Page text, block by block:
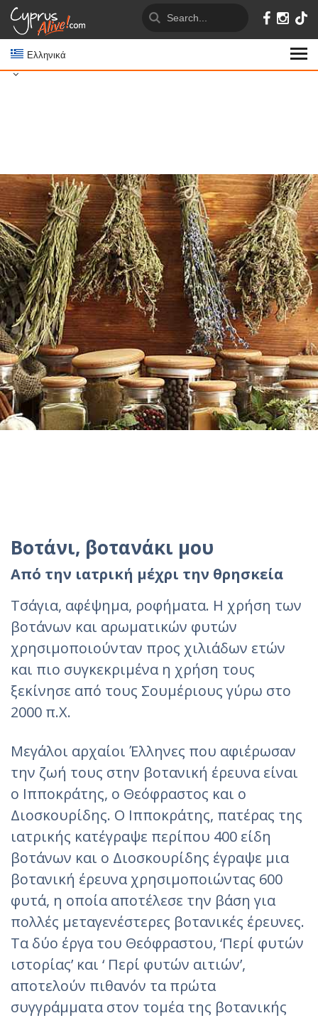
Ελληνικά
Βοτάνι, βοτανάκι μου
Από την ιατρική μέχρι την θρησκεία
Τσάγια, αφέψημα, ροφήματα. Η χρήση των
βοτάνων και αρωματικών φυτών
χρησιμοποιούνταν προς χιλιάδων ετών
και πιο συγκεκριμένα η χρήση τους
ξεκίνησε από τους Σουμέριους γύρω στο
2000 π.Χ.
Μεγάλοι αρχαίοι Έλληνες που αφιέρωσαν
την ζωή τους στην βοτανική έρευνα είναι
ο Ιπποκράτης, ο Θεόφραστος και ο
Διοσκουρίδης. Ο Ιπποκράτης, πατέρας της
ιατρικής κατέγραψε περίπου 400 είδη
βοτάνων και ο Διοσκουρίδης έγραψε μια
βοτανική έρευνα χρησιμοποιώντας 600
φυτά, η οποία αποτέλεσε την βάση για
πολλές μεταγενέστερες βοτανικές έρευνες.
Τα δύο έργα του Θεόφραστου, ‘Περί φυτών
ιστορίας’ και ‘ Περί φυτών αιτιών’,
αποτελούν πιθανόν τα πρώτα
συγγράμματα στον τομέα της βοτανικής